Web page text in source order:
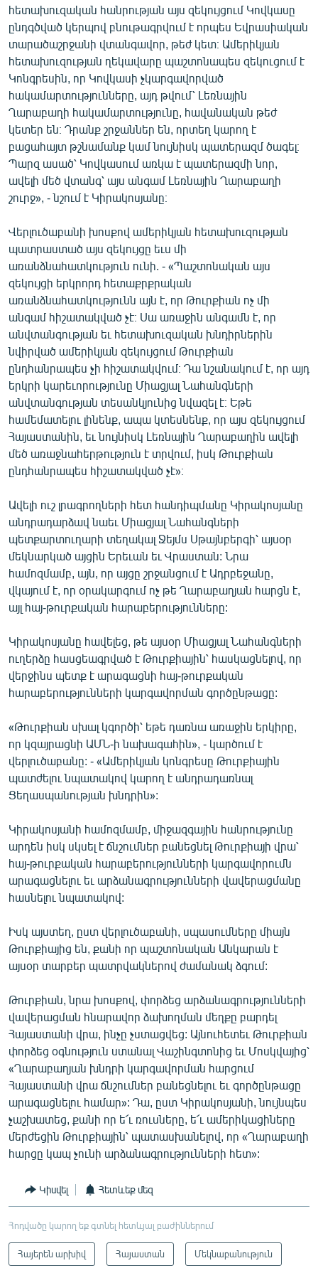
հետախուզական հանրության այս զեկույցում Կովկասը
ընդգծված կերպով բնութագրվում է որպես Եվրասիական
տարածաշրջանի վտանգավոր, թեժ կետ։ Ամերիկյան
հետախուզության ղեկավարը պաշտոնապես զեկուցում է
Կոնգրեսին, որ Կովկասի չկարգավորված
հակամարտությունները, այդ թվում՝ Լեռնային
Ղարաբաղի հակամարտությունը, հավանական թեժ
կետեր են։ Դրանք շրջաններ են, որտեղ կարող է
բացահայտ թշնամանք կամ նույնիսկ պատերազմ ծագել։
Պարզ ասած՝ Կովկասում առկա է պատերազմի նոր,
ավելի մեծ վտանգ՝ այս անգամ Լեռնային Ղարաբաղի
շուրջ», - նշում է Կիրակոսյանը։
Վերլուծաբանի խոսքով ամերիկյան հետախուզության
պատրաստած այս զեկույցը եւս մի
առանձնահատկություն ունի. - «Պաշտոնական այս
զեկույցի երկրորդ հետաքրքրական
առանձնահատկությունն այն է, որ Թուրքիան ոչ մի
անգամ հիշատակված չէ։ Սա առաջին անգամն է, որ
անվտանգության եւ հետախուզական խնդիրներին
նվիրված ամերիկյան զեկույցում Թուրքիան
ընդհանրապես չի հիշատակվում։ Դա նշանակում է, որ այդ
երկրի կարեւորությունը Միացյալ Նահանգների
անվտանգության տեսանկյունից նվազել է։ Եթե
համեմատելու լինենք, ապա կտեսնենք, որ այս զեկույցում
Հայաստանին, եւ նույնիսկ Լեռնային Ղարաբաղին ավելի
մեծ առաջնահերթություն է տրվում, իսկ Թուրքիան
ընդհանրապես հիշատակված չէ»։
Ավելի ուշ լրագրողների հետ հանդիպմանը Կիրակոսյանը
անդրադարձավ նաեւ Միացյալ Նահանգների
պետքարտուղարի տեղակալ Ջեյմս Սթայնբերգի՝ այսօր
մեկնարկած այցին Երեւան եւ Վրաստան: Նրա
համոզմամբ, այն, որ այցը շրջանցում է Ադրբեջանը,
վկայում է, որ օրակարգում ոչ թե Ղարաբաղյան հարցն է,
այլ հայ-թուրքական հարաբերությունները:
Կիրակոսյանը հավելեց, թե այսօր Միացյալ Նահանգների
ուղերձը հասցեագրված է Թուրքիային՝ հասկացնելով, որ
վերջինս պետք է արագացնի հայ-թուրքական
հարաբերությունների կարգավորման գործընթացը:
«Թուրքիան սխալ կգործի՝ եթե դառնա առաջին երկիրը,
որ կզայրացնի ԱՄՆ-ի նախագահին», - կարծում է
վերլուծաբանը: - «Ամերիկյան կոնգրեսը Թուրքիային
պատժելու նպատակով կարող է անդրադառնալ
Ցեղասպանության խնդրին»:
Կիրակոսյանի համոզմամբ, միջազգային հանրությունը
արդեն իսկ սկսել է ճնշումներ բանեցնել Թուրքիայի վրա՝
հայ-թուրքական հարաբերությունների կարգավորումն
արագացնելու եւ արձանագրությունների վավերացմանը
հասնելու նպատակով:
Իսկ այստեղ, ըստ վերլուծաբանի, սպասումները միայն
Թուրքիայից են, քանի որ պաշտոնական Անկարան է
այսօր տարբեր պատրվակներով ժամանակ ձգում:
Թուրքիան, նրա խոսքով, փորձեց արձանագրությունների
վավերացման հնարավոր ձախողման մեղքը բարդել
Հայաստանի վրա, ինչը չստացվեց: Այնուհետեւ Թուրքիան
փորձեց օգնություն ստանալ Վաշինգտոնից եւ Մոսկվայից՝
«Ղարաբաղյան խնդրի կարգավորման հարցում
Հայաստանի վրա ճնշումներ բանեցնելու եւ գործընթացը
արագացնելու համար»: Դա, ըստ Կիրակոսյանի, նույնպես
չաշխատեց, քանի որ ե՜ւ ռուսները, ե՜ւ ամերիկացիները
մերժեցին Թուրքիային՝ պատասխանելով, որ «Ղարաբաղի
հարցը կապ չունի արձանագրությունների հետ»:
Կիսվել Հետևեք մեզ
Հոդվածը կարող եք գտնել հետևյալ բաժիններում
Հայերեն արխիվ Հայաստան Մեկնաբանություն